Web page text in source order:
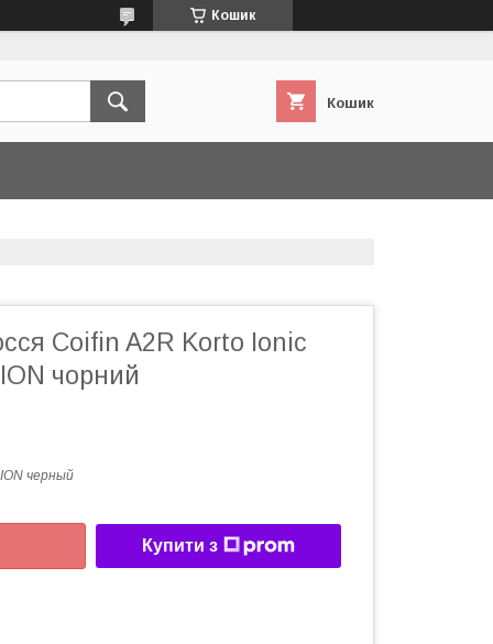
Кошик
Кошик
Coifin A2R Korto Ionic
чорний
черный
Купити з